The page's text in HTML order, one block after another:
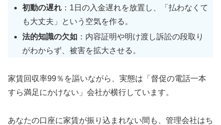
初動の遅れ ：1日の入金遅れを放置し、「払わなくて
も大丈夫」という空気を作る。
法的知識の欠如 ：内容証明や明け渡し訴訟の段取り
がわからず、被害を拡大させる。
家賃回収率99％を謳いながら、実態は「督促の電話一本
すら満足にかけない」会社が横行しています。
あなたの口座に家賃が振り込まれない間も、管理会社はち